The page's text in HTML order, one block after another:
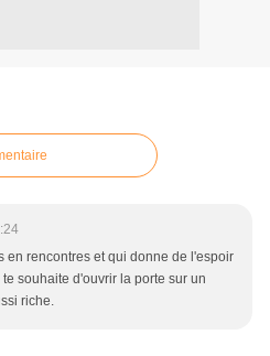
en rencontres et qui donne de l'espoir
souhaite d'ouvrir la porte sur un
riche.